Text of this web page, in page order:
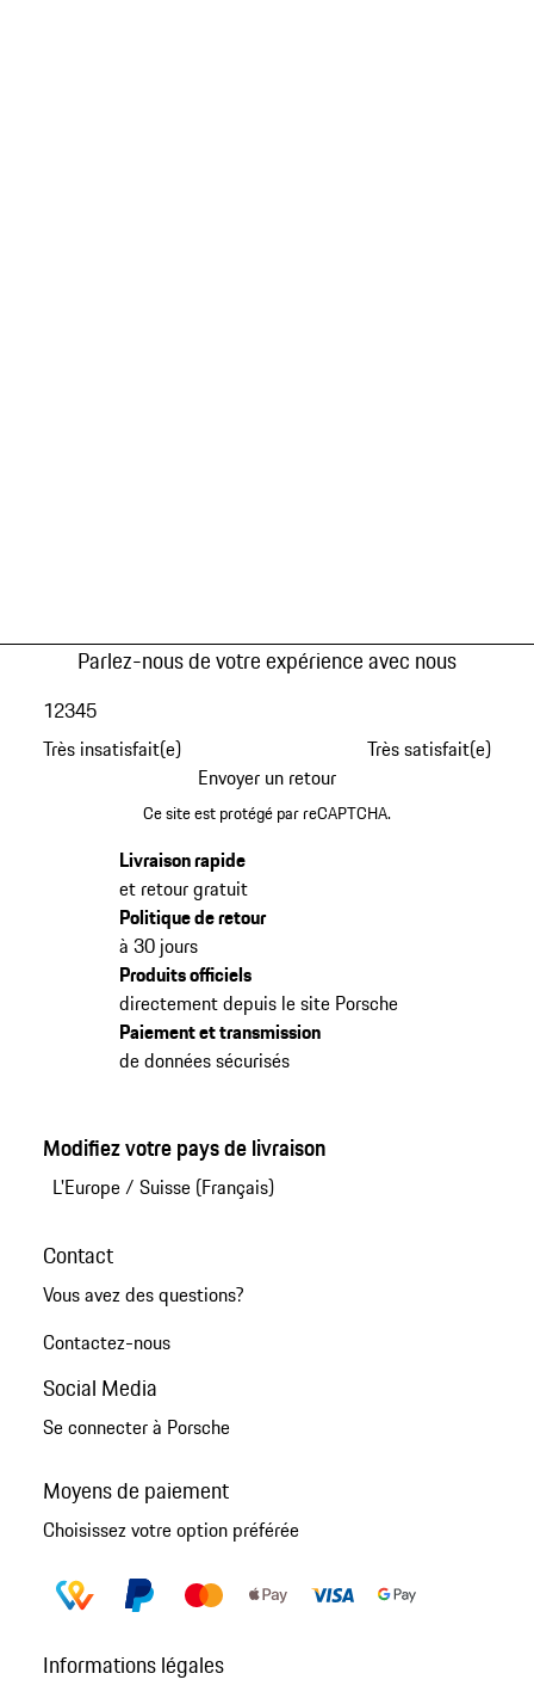
Parlez-nous de votre expérience avec nous
Très insatisfait(e)
12345
Très satisfait(e)
Envoyer un retour
Ce site est protégé par reCAPTCHA.
Livraison rapide
et retour gratuit
Politique de retour
à 30 jours
Produits officiels
directement depuis le site Porsche
Paiement et transmission
de données sécurisés
Modifiez votre pays de livraison
L'Europe/ Suisse (Français)
Contact
Vous avez des questions?
Contactez-nous
Social Media
Se connecter à Porsche
Moyens de paiement
Choisissez votre option préférée
Informations légales